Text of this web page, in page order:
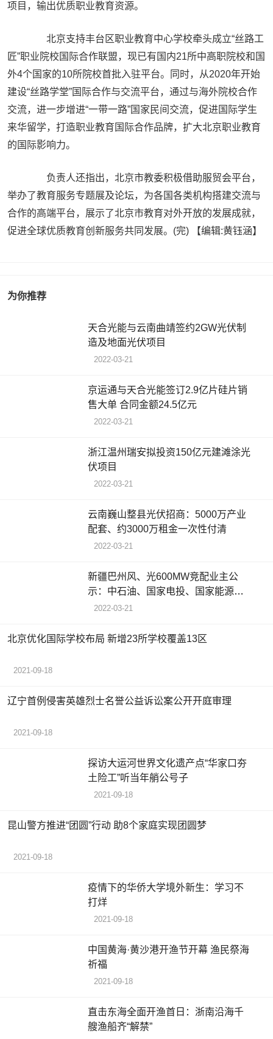
项目，输出优质职业教育资源。
北京支持丰台区职业教育中心学校牵头成立“丝路工
匠”职业院校国际合作联盟，现已有国内21所中高职院校和国
外4个国家的10所院校首批入驻平台。同时，从2020年开始
建设“丝路学堂”国际合作与交流平台，通过与海外院校合作
交流，进一步增进“一带一路”国家民间交流，促进国际学生
来华留学，打造职业教育国际合作品牌，扩大北京职业教育
的国际影响力。
负责人还指出，北京市教委积极借助服贸会平台，
举办了教育服务专题展及论坛，为各国各类机构搭建交流与
合作的高端平台，展示了北京市教育对外开放的发展成就，
促进全球优质教育创新服务共同发展。(完)
【编辑:黄钰涵】
为你推荐
天合光能与云南曲靖签约2GW光伏制
造及地面光伏项目
2022-03-21
京运通与天合光能签订2.9亿片硅片销
售大单 合同金额24.5亿元
2022-03-21
浙江温州瑞安拟投资150亿元建滩涂光
伏项目
2022-03-21
云南巍山整县光伏招商：5000万产业
配套、约3000万租金一次性付清
2022-03-21
新疆巴州风、光600MW竞配业主公
示：中石油、国家电投、国家能源集
团拟中标
2022-03-21
北京优化国际学校布局 新增23所学校覆盖13区
2021-09-18
辽宁首例侵害英雄烈士名誉公益诉讼案公开开庭审理
2021-09-18
探访大运河世界文化遗产点“华家口夯
土险工”听当年艄公号子
2021-09-18
昆山警方推进“团圆”行动 助8个家庭实现团圆梦
2021-09-18
疫情下的华侨大学境外新生：学习不
打烊
2021-09-18
中国黄海·黄沙港开渔节开幕 渔民祭海
祈福
2021-09-18
直击东海全面开渔首日：浙南沿海千
艘渔船齐“解禁”